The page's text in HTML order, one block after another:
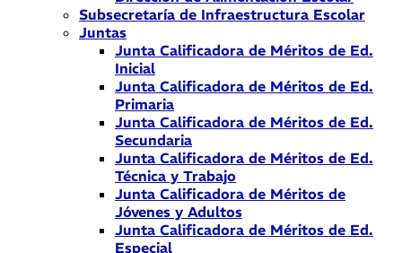
Subsecretaría de Infraestructura Escolar
Juntas
Junta Calificadora de Méritos de Ed.
Inicial
Junta Calificadora de Méritos de Ed.
Primaria
Junta Calificadora de Méritos de Ed.
Secundaria
Junta Calificadora de Méritos de Ed.
Técnica y Trabajo
Junta Calificadora de Méritos de
Jóvenes y Adultos
Junta Calificadora de Méritos de Ed.
Especial